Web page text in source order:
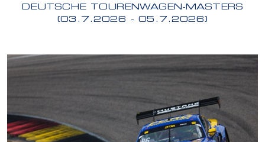
DEUTSCHE TOURENWAGEN-MASTERS
(03.7.2026 - 05.7.2026)